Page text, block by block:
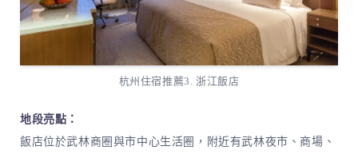
杭州住宿推薦3. 浙江飯店
地段亮點：
飯店位於武林商圈與市中心生活圈，附近有武林夜市、商場、